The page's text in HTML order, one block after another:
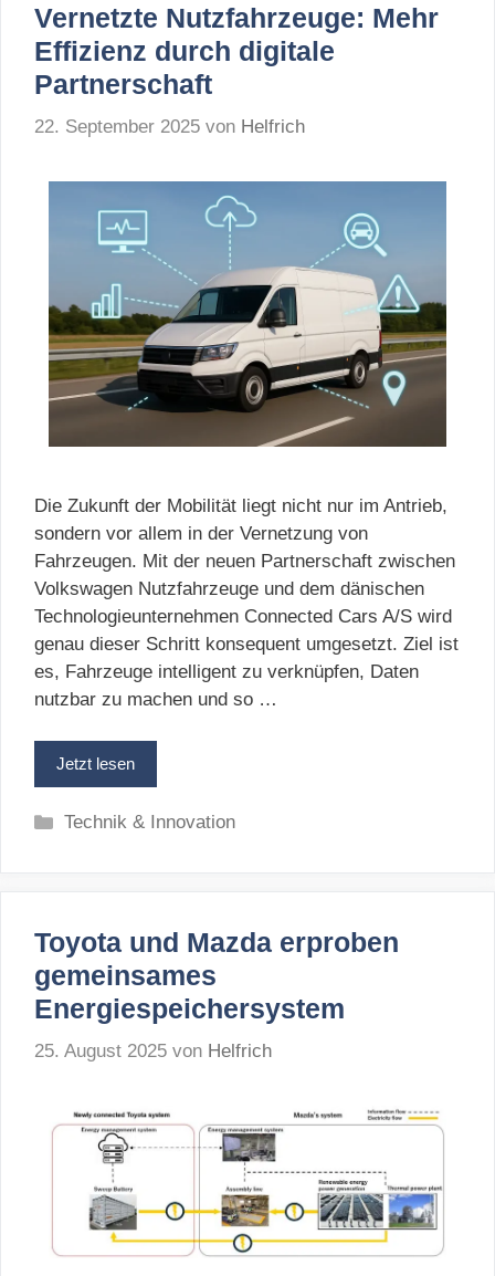
Vernetzte Nutzfahrzeuge: Mehr
Effizienz durch digitale
Partnerschaft
22. September 2025 von Helfrich
Die Zukunft der Mobilität liegt nicht nur im Antrieb,
sondern vor allem in der Vernetzung von
Fahrzeugen. Mit der neuen Partnerschaft zwischen
Volkswagen Nutzfahrzeuge und dem dänischen
Technologieunternehmen Connected Cars A/S wird
genau dieser Schritt konsequent umgesetzt. Ziel ist
es, Fahrzeuge intelligent zu verknüpfen, Daten
nutzbar zu machen und so …
Jetzt lesen
Kategorien
Technik & Innovation
Toyota und Mazda erproben
gemeinsames
Energiespeichersystem
25. August 2025 von Helfrich